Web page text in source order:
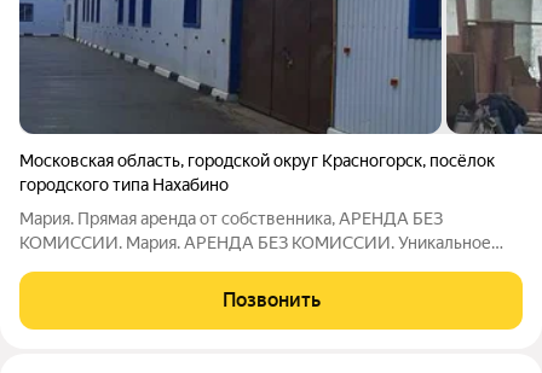
Московская область, городской округ Красногорск, посёлок
городского типа Нахабино
Мария. Прямая аренда от собственника, АРЕНДА БЕЗ
КОМИССИИ. Мария. АРЕНДА БЕЗ КОМИССИИ. Уникальное
Общая площадь 615 м2. Складское помещение 538 м2, офис 77
м2. Заезд с 1 - 15 марта. Цена 506 120
Позвонить